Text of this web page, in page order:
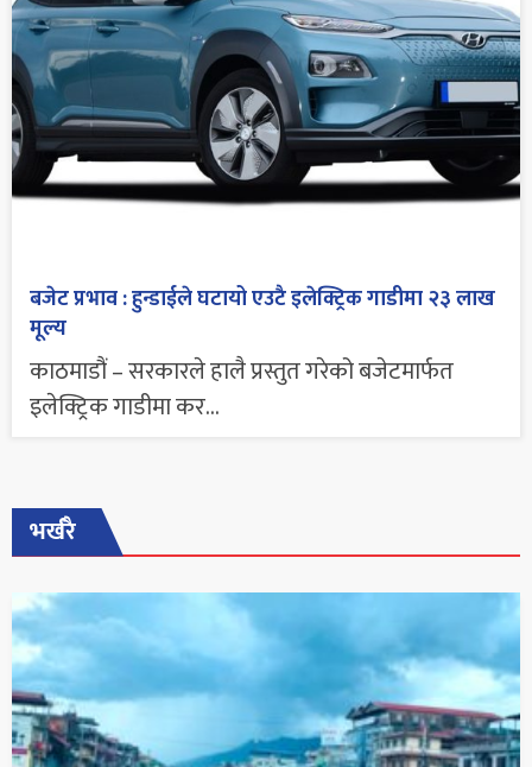
बजेट प्रभाव : हुन्डाईले घटायो एउटै इलेक्ट्रिक गाडीमा २३ लाख
मूल्य
काठमाडौं – सरकारले हालै प्रस्तुत गरेको बजेटमार्फत
इलेक्ट्रिक गाडीमा कर...
भर्खरै